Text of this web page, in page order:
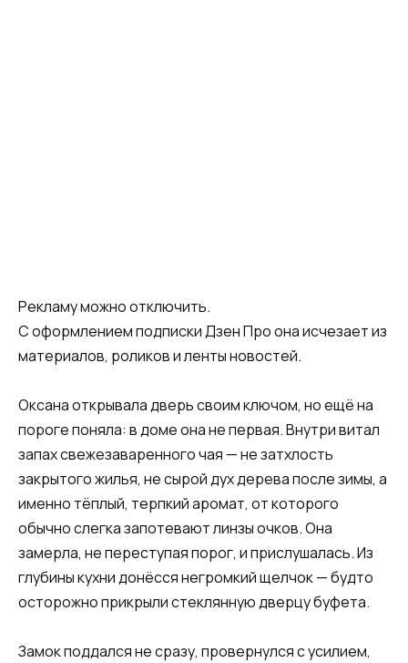
Рекламу можно отключить.
С оформлением подписки Дзен Про она исчезает из
материалов, роликов и ленты новостей.
Оксана открывала дверь своим ключом, но ещё на
пороге поняла: в доме она не первая. Внутри витал
запах свежезаваренного чая — не затхлость
закрытого жилья, не сырой дух дерева после зимы, а
именно тёплый, терпкий аромат, от которого
обычно слегка запотевают линзы очков. Она
замерла, не переступая порог, и прислушалась. Из
глубины кухни донёсся негромкий щелчок — будто
осторожно прикрыли стеклянную дверцу буфета.
Замок поддался не сразу, провернулся с усилием,